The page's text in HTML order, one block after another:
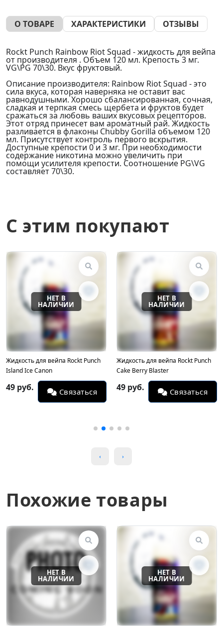
О ТОВАРЕ ХАРАКТЕРИСТИКИ ОТЗЫВЫ
Rockt Punch Rainbow Riot Squad - жидкость для вейпа
от производителя . Объем 120 мл. Крепость 3 мг.
VG\PG 70\30. Вкус фруктовый.
Описание производителя: Rainbow Riot Squad - это
сила вкуса, которая наверняка не оставит вас
равнодушными. Хорошо сбалансированная, сочная,
сладкая и терпкая смесь щербета и фруктов будет
сражаться за любовь ваших вкусовых рецепторов.
Этот отряд принесет вам ароматный рай. Жидкость
разливается в флаконы Chubby Gorilla объемом 120
мл. Присутствует контроль первого вскрытия.
Доступные крепости 0 и 3 мг. При необходимости
содержание никотина можно увеличить при
помощи усилителя крепости. Соотношение PG\VG
составляет 70\30.
С этим покупают
Жидкость для вейпа Rockt Punch
Island Ice Canon
49 руб. Связаться
Жидкость для вейпа Rockt Punch
Cake Berry Blaster
49 руб. Связаться
Похожие товары